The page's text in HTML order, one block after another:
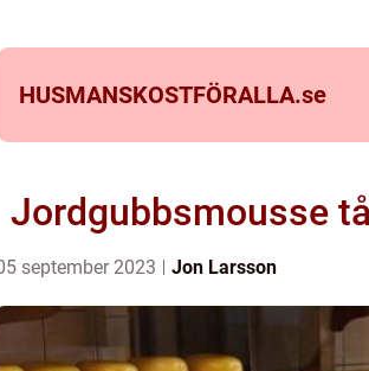
HUSMANSKOSTFÖRALLA.se
Jordgubbsmousse
september 2023 Jon Larsson